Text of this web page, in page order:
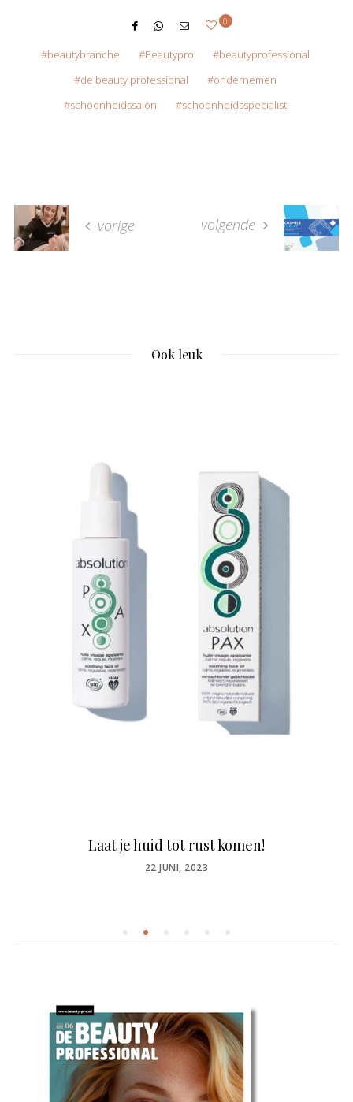
0
beautybranche Beautypro
beautyprofessional
de beauty professional
ondernemen
schoonheidssalon
schoonheidsspecialist
vorige volgende
Ook leuk
Laat je huid tot rust komen!
POSTED
22 JUNI, 2023